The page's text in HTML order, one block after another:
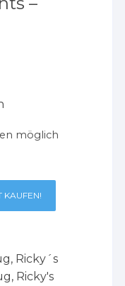
möglich
KAUFEN!
, Ricky´s
, Ricky's